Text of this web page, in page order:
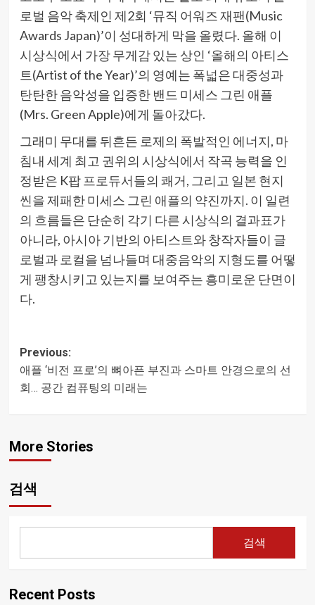
로벌 음악 축제인 제2회 ‘뮤직 어워즈 재팬(Music
Awards Japan)’이 성대하게 막을 올렸다. 올해 이
시상식에서 가장 무게감 있는 상인 ‘올해의 아티스
트(Artist of the Year)’의 영예는 폭넓은 대중성과
탄탄한 음악성을 입증한 밴드 미세스 그린 애플
(Mrs. Green Apple)에게 돌아갔다.
그래미 무대를 뒤흔든 로제의 폭발적인 에너지, 마
침내 세계 최고 권위의 시상식에서 작곡 능력을 인
정받은 K팝 프로듀서들의 쾌거, 그리고 일본 현지
씬을 제패한 미세스 그린 애플의 약진까지. 이 일련
의 흐름들은 단순히 각기 다른 시상식의 결과표가
아니라, 아시아 기반의 아티스트와 창작자들이 글
로벌과 로컬을 넘나들며 대중음악의 지형도를 어떻
게 팽창시키고 있는지를 보여주는 흥미로운 단면이
다.
Post
navigation
Previous:
애플 ‘비전 프로’의 뼈아픈 부진과 스마트 안경으로의 선
회… 공간 컴퓨팅의 미래는
More Stories
검색
검색
Recent Posts